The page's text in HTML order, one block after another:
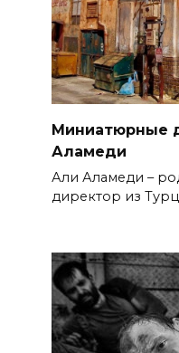
Миниатюрные
Аламеди
Али Аламеди –
директор из